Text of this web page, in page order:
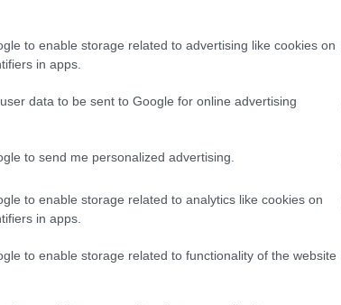
to enable storage related to advertising like cookies on
in apps.
data to be sent to Google for online advertising
to send me personalized advertising.
to enable storage related to analytics like cookies on
in apps.
to enable storage related to functionality of the website
helyettem a képek. (Nekem